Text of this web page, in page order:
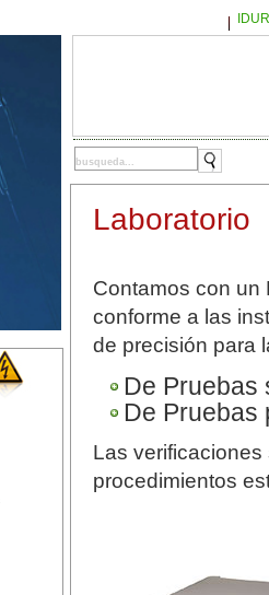
IDUR
Laboratorio
Contamos con un
conforme a las
de precisión para
De Pruebas
De Pruebas
Las
procedimientos